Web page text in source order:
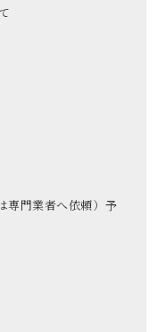
専門業者へ依頼）予